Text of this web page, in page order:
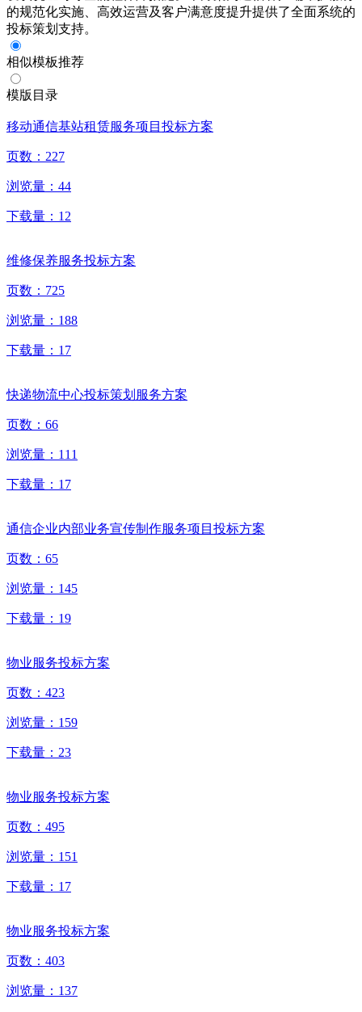
的规范化实施、高效运营及客户满意度提升提供了全面系统的
投标策划支持。
相似模板推荐
模版目录
移动通信基站租赁服务项目投标方案
页数： 227
浏览量： 44
下载量： 12
维修保养服务投标方案
页数： 725
浏览量： 188
下载量： 17
快递物流中心投标策划服务方案
页数： 66
浏览量： 111
下载量： 17
通信企业内部业务宣传制作服务项目投标方案
页数： 65
浏览量： 145
下载量： 19
物业服务投标方案
页数： 423
浏览量： 159
下载量： 23
物业服务投标方案
页数： 495
浏览量： 151
下载量： 17
物业服务投标方案
页数： 403
浏览量： 137